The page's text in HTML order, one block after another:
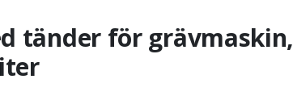
tänder för grävmaskin,